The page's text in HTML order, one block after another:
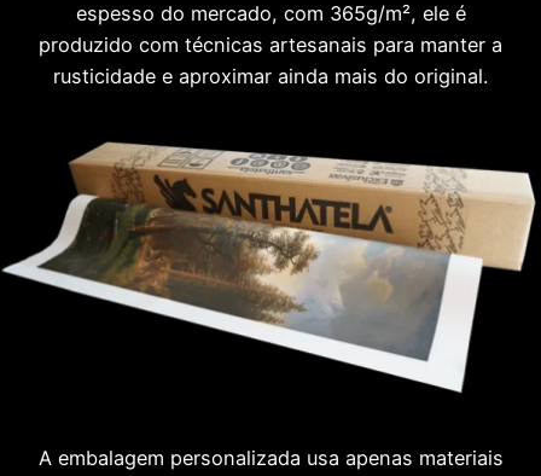
espesso do mercado, com 365g/m², ele é
produzido com técnicas artesanais para manter a
rusticidade e aproximar ainda mais do original.
A embalagem personalizada usa apenas materiais